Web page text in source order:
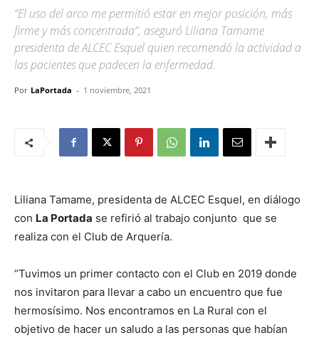
“El uso del arco me permitió estar en mejor posición, más
firme y más concentrada”, aseguró Liliana Tamame
presidenta de ALCEC Esquel quien recomendó la actividad a
las pacientes que padecen la enfermedad.
Por LaPortada - 1 noviembre, 2021
Liliana Tamame, presidenta de ALCEC Esquel, en diálogo
con La Portada se refirió al trabajo conjunto que se
realiza con el Club de Arquería.
“Tuvimos un primer contacto con el Club en 2019 donde
nos invitaron para llevar a cabo un encuentro que fue
hermosísimo. Nos encontramos en La Rural con el
objetivo de hacer un saludo a las personas que habían